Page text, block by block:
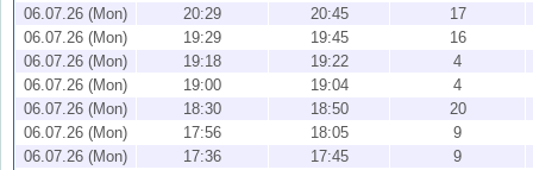
06.07.26 (Mon)
20:29 20:45
17
06.07.26 (Mon)
19:29 19:45
16
06.07.26 (Mon)
19:18 19:22
4
06.07.26 (Mon)
19:00 19:04
4
06.07.26 (Mon)
18:30 18:50
20
06.07.26 (Mon)
17:56 18:05
9
06.07.26 (Mon)
17:36 17:45
9